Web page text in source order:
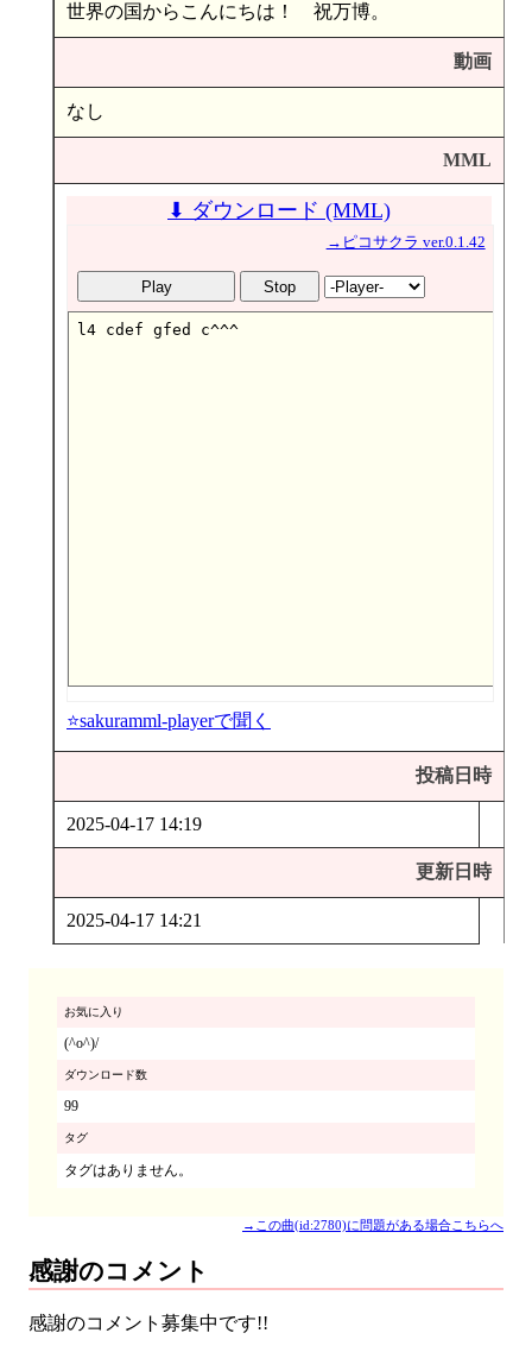
世界の国からこんにちは！ 祝万博。
動画
なし
MML
⬇ ダウンロード (MML)
⭐sakuramml-playerで聞く
投稿日時
2025-04-17 14:19
更新日時
2025-04-17 14:21
お気に入り
(^o^)/
ダウンロード数
99
タグ
タグはありません。
→この曲(id:2780)に問題がある場合こちらへ
感謝のコメント
感謝のコメント募集中です!!